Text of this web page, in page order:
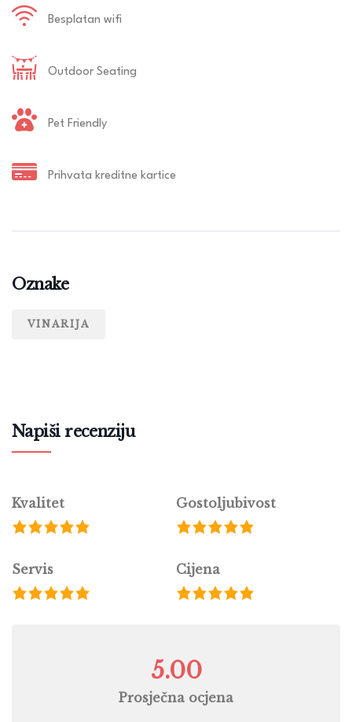
Besplatan wifi
Outdoor Seating
Pet Friendly
Prihvata kreditne kartice
Oznake
VINARIJA
Napiši recenziju
Kvalitet Gostoljubivost
Servis Cijena
5.00
Prosječna ocjena